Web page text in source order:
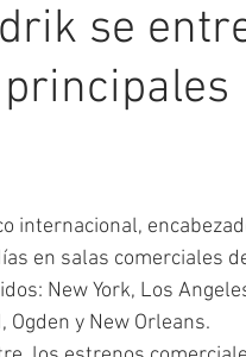
CIC Cine Artistas
se
internacional,
en salas comerciales
New York, Los
Ogden y New Orleans.